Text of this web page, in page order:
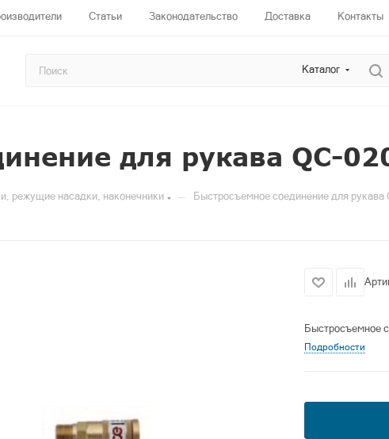
Статьи Законодательство Доставка Контакты
Каталог
для рукава QC-
режущие насадки, наконечники — Быстросъемное соединение для рукава
Быстросъемное
Подробности